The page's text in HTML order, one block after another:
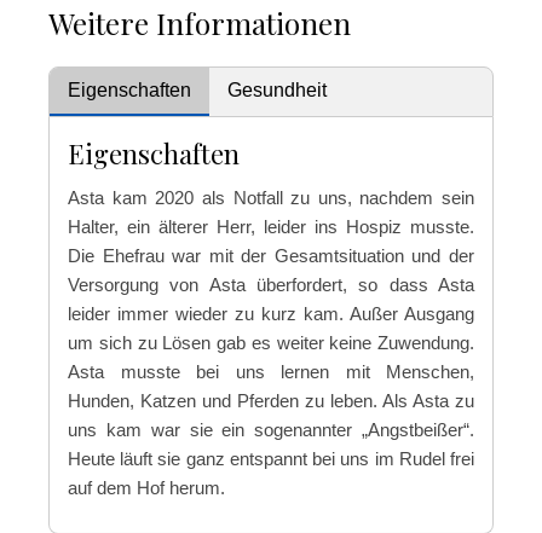
Weitere Informationen
Eigenschaften Gesundheit
Eigenschaften
Asta kam 2020 als Notfall zu uns, nachdem sein
Halter, ein älterer Herr, leider ins Hospiz musste.
Die Ehefrau war mit der Gesamtsituation und der
Versorgung von Asta überfordert, so dass Asta
leider immer wieder zu kurz kam. Außer Ausgang
um sich zu Lösen gab es weiter keine Zuwendung.
Asta musste bei uns lernen mit Menschen,
Hunden, Katzen und Pferden zu leben. Als Asta zu
uns kam war sie ein sogenannter „Angstbeißer“.
Heute läuft sie ganz entspannt bei uns im Rudel frei
auf dem Hof herum.